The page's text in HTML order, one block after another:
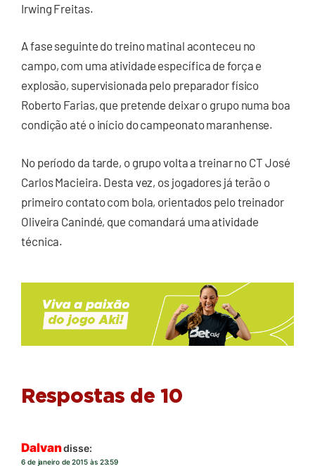
Irwing Freitas.
A fase seguinte do treino matinal aconteceu no
campo, com uma atividade específica de força e
explosão, supervisionada pelo preparador físico
Roberto Farias, que pretende deixar o grupo numa boa
condição até o início do campeonato maranhense.
No período da tarde, o grupo volta a treinar no CT José
Carlos Macieira. Desta vez, os jogadores já terão o
primeiro contato com bola, orientados pelo treinador
Oliveira Canindé, que comandará uma atividade
técnica.
Respostas de 10
Dalvandisse:
6 de janeiro de 2015 às 23:59